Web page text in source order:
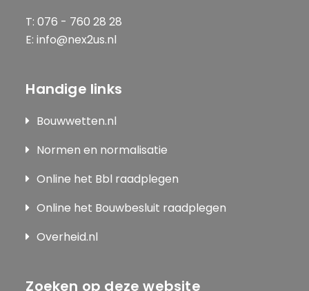
T: 076 - 760 28 28
E: info@nex2us.nl
Handige links
Bouwwetten.nl
Normen en normalisatie
Online het Bbl raadplegen
Online het Bouwbesluit raadplegen
Overheid.nl
Zoeken op deze website